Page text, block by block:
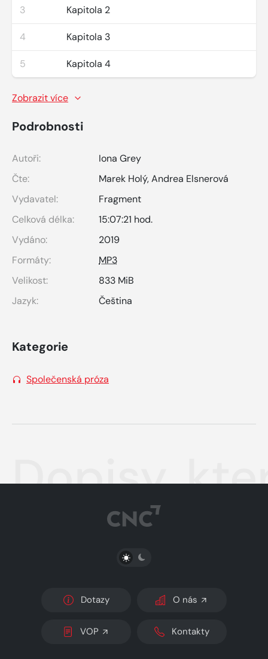
3 Kapitola 2
4 Kapitola 3
5 Kapitola 4
Zobrazit více
Podrobnosti
Autoři:
Iona Grey
Čte:
Marek Holý,Andrea Elsnerová
Vydavatel:
Fragment
Celková délka:
15:07:21 hod.
Vydáno:
2019
Formáty:
MP3
Velikost:
833 MiB
Jazyk:
Čeština
Kategorie
Společenská próza
Dopisy,
PŘEPNOUT SVĚTLÝ/TMAVÝ REŽIM
Dotazy O nás
VOP Kontakty